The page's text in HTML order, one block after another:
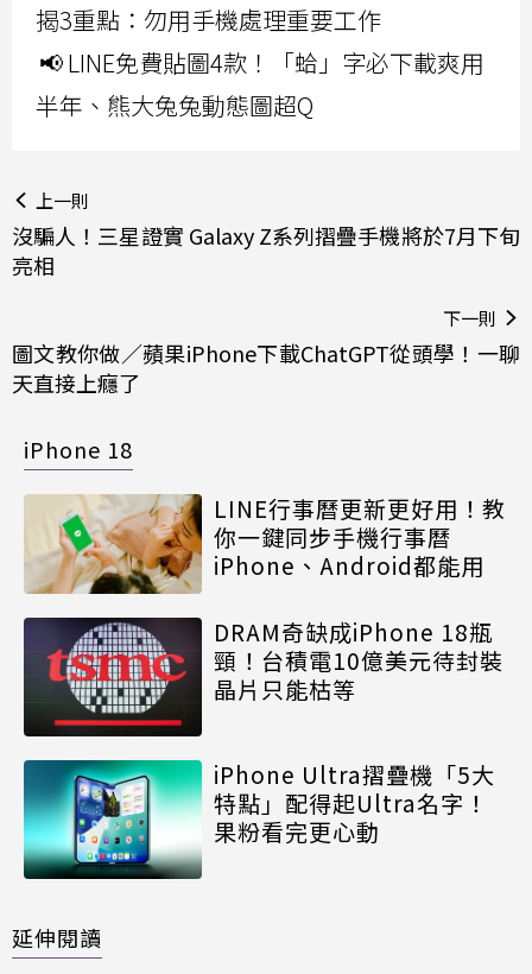
揭3重點：勿用手機處理重要工作
📢 LINE免費貼圖4款！「蛤」字必下載爽用
半年、熊大兔兔動態圖超Q
上一則
沒騙人！三星證實 Galaxy Z系列摺疊手機將於7月下旬
亮相
下一則
圖文教你做／蘋果iPhone下載ChatGPT從頭學！一聊
天直接上癮了
iPhone 18
LINE行事曆更新更好用！教
你一鍵同步手機行事曆
iPhone、Android都能用
DRAM奇缺成iPhone 18瓶
頸！台積電10億美元待封裝
晶片只能枯等
iPhone Ultra摺疊機「5大
特點」配得起Ultra名字！
果粉看完更心動
延伸閱讀